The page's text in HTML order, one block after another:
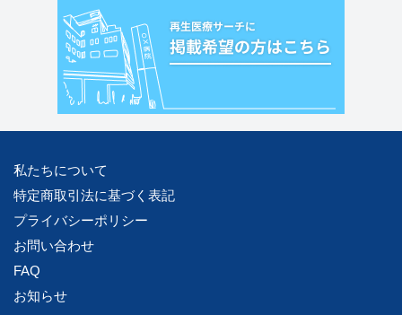
私たちについて
特定商取引法に基づく表記
プライバシーポリシー
お問い合わせ
FAQ
お知らせ